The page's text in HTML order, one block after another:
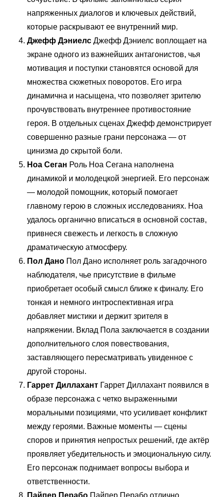
напряженных диалогов и ключевых действий,
которые раскрывают ее внутренний мир.
Джефф Дэниелс Джефф Дэниелс воплощает на
экране одного из важнейших антагонистов, чья
мотивация и поступки становятся основой для
множества сюжетных поворотов. Его игра
динамична и насыщена, что позволяет зрителю
прочувствовать внутреннее противостояние
героя. В отдельных сценах Джефф демонстрирует
совершенно разные грани персонажа — от
цинизма до скрытой боли.
Ноа Сеган Роль Ноа Сегана наполнена
динамикой и молодецкой энергией. Его персонаж
— молодой помощник, который помогает
главному герою в сложных исследованиях. Ноа
удалось органично вписаться в основной состав,
привнеся свежесть и легкость в сложную
драматическую атмосферу.
Пол Дано Пол Дано исполняет роль загадочного
наблюдателя, чье присутствие в фильме
приобретает особый смысл ближе к финалу. Его
тонкая и немного интроспективная игра
добавляет мистики и держит зрителя в
напряжении. Вклад Пола заключается в создании
дополнительного слоя повествования,
заставляющего пересматривать увиденное с
другой стороны.
Гаррет Диллахант Гаррет Диллахант появился в
образе персонажа с четко выраженными
моральными позициями, что усиливает конфликт
между героями. Важные моменты — сцены
споров и принятия непростых решений, где актёр
проявляет убедительность и эмоциональную силу.
Его персонаж поднимает вопросы выбора и
ответственности.